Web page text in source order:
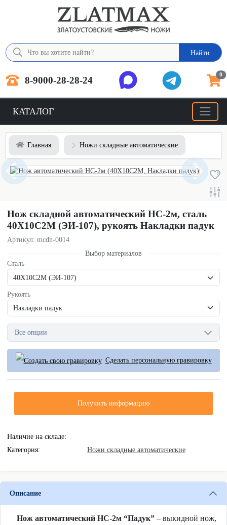
Найти
8-9000-28-28-24 0
КАТАЛОГ
Главная Ножи складные автоматические
Нож складной автоматический НС-2м, сталь
40Х10С2М (ЭИ-107), рукоять Накладки падук
Артикул: mcdn-0014
Выбор материалов
Сталь
Рукоять
Все опции
Сделать персональную гравировку
Получить информацию
Наличие на складе:
Категория:
Ножи складные автоматические
Описание
Нож автоматический НС-2м “Падук”– выкидной нож,